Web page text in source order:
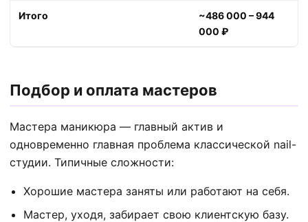
Итого
~486 000 – 944
000 ₽
Подбор и оплата мастеров
Мастера маникюра — главный актив и
одновременно главная проблема классической nail-
студии. Типичные сложности:
Хорошие мастера заняты или работают на себя.
Мастер, уходя, забирает свою клиентскую базу.